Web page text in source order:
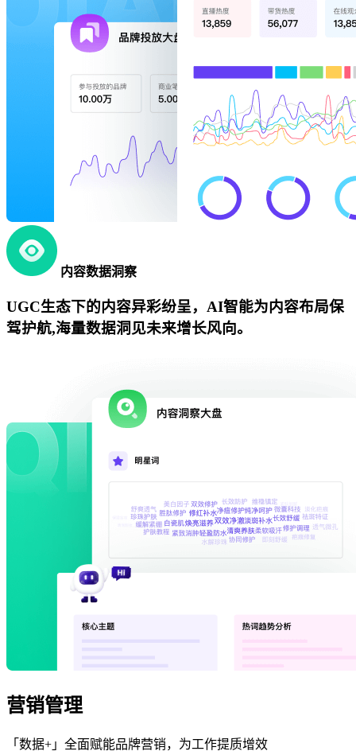
内容数据洞察
UGC生态下的内容异彩纷呈，AI智能为内容布局保
驾护航,海量数据洞见未来增长风向。
营销管理
「数据+」全面赋能品牌营销，为工作提质增效